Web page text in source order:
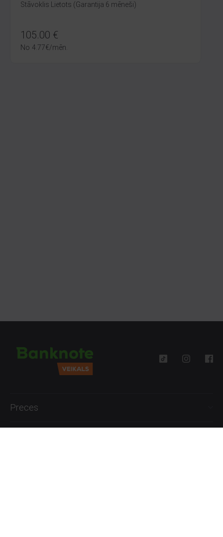
Stāvoklis Lietots (Garantija 6 mēneši)
105.00 €
No 4.77€/mēn.
Preces